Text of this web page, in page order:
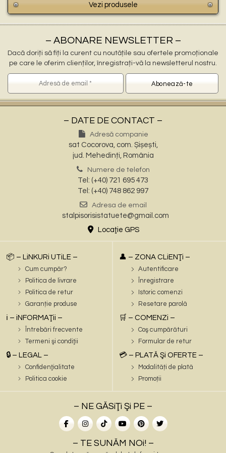
Vezi produsele
– ABONARE NEWSLETTER –
Dacă doriți să fiți la curent cu noutățile sau ofertele promoționale
pe care le oferim clienților, înregistrați-vă la newsletterul nostru.
– DATE DE CONTACT –
Adresă companie
sat Cocorova, com. Șișești,
jud. Mehedinți, România
Numere de telefon
Tel: (+40) 721 695 473
Tel: (+40) 748 862 997
Adresa de email
stalpisorisistatuete@gmail.com
Locaţie GPS
📦 – LiNKURi UTiLE –
Cum cumpăr?
Politica de livrare
Politica de retur
Garanție produse
ℹ️ – iNFORMAŢii –
Întrebări frecvente
Termeni şi condiţii
🔒 – LEGAL –
Confidenţialitate
Politica cookie
👤 – ZONA CLiENŢi –
Autentificare
Înregistrare
Istoric comenzi
Resetare parolă
🛒 – COMENZi –
Coş cumpărături
Formular de retur
💳 – PLATĂ Şi OFERTE –
Modalități de plată
Promoții
– NE GĂSiŢi Şi PE –
– TE SUNĂM NOi! –